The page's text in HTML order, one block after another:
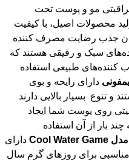
مو و پوست تحت
محصولات اصیل، با کیفیت
جذب رضایت مصرف کننده
سبک و رقیقی هستند که
روغن‌ و مرطوب کننده‌های طبیعی استفاده
دارای رایحه و بوی
مشابه با عطرهای معروف بازار هستند و تنوع بسیار بالایی دارند
و برعکس پرفیوم‌ها هیچگونه حساسیتی روی پوست شما ایجاد
نمی‌کنند و حتی شما می‌توانید روزانه چند بار از آن استفاده
مدل Cool Water Game دارای
رایحه خنک و ترش است که انتخاب مناسبی برای روز‌های گرم سال